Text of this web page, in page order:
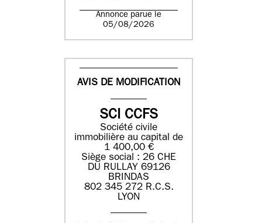
Annonce parue le
05/08/2026
AVIS DE MODIFICATION
SCI CCFS
Société civile
immobilière au capital de
1 400,00 €
Siège social : 26 CHE
DU RULLAY 69126
BRINDAS
802 345 272 R.C.S.
LYON